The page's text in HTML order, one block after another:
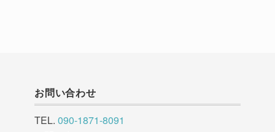
お問い合わせ
TEL. 090-1871-8091